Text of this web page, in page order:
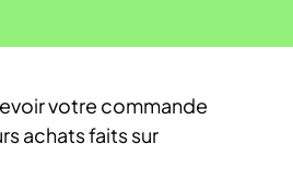
votre commande
achats faits sur